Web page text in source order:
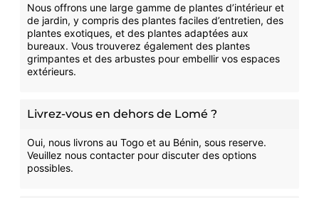
Nous offrons une large gamme de plantes d’intérieur et
de jardin, y compris des plantes faciles d’entretien, des
plantes exotiques, et des plantes adaptées aux
bureaux. Vous trouverez également des plantes
grimpantes et des arbustes pour embellir vos espaces
extérieurs.
Livrez-vous en dehors de Lomé ?
Oui, nous livrons au Togo et au Bénin, sous reserve.
Veuillez nous contacter pour discuter des options
possibles.